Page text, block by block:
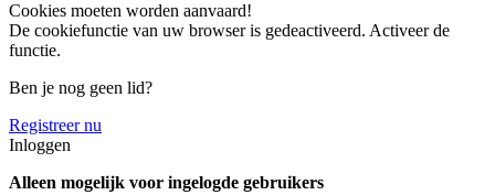
Cookies moeten worden aanvaard!
De cookiefunctie van uw browser is gedeactiveerd. Activeer de
functie.
Ben je nog geen lid?
Registreer nu
Inloggen
Alleen mogelijk voor ingelogde gebruikers